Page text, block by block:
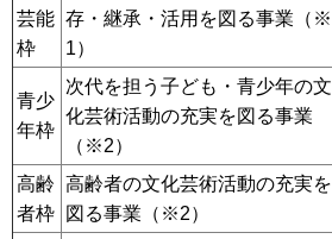
芸能
枠
存・継承・活用を図る事業（※
1）
青少
年枠
次代を担う子ども・青少年の文
化芸術活動の充実を図る事業
（※2）
高齢
者枠
高齢者の文化芸術活動の充実を
図る事業（※2）